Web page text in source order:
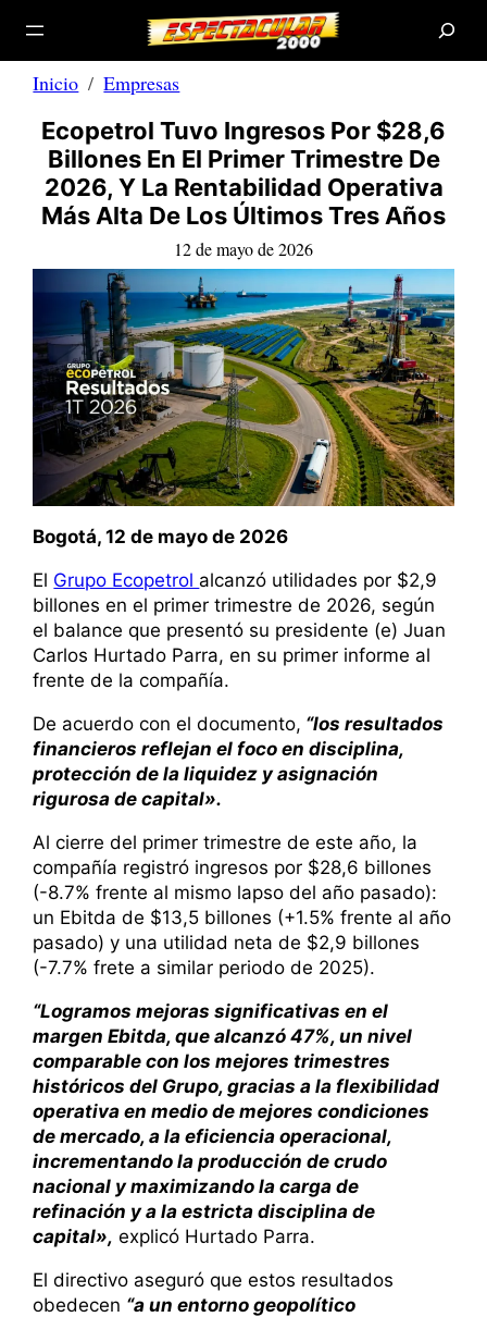
Saltar
contenido
a
Inicio Empresas
Ecopetrol Tuvo Ingresos Por $28,6
Billones En El Primer Trimestre De
2026, Y La Rentabilidad Operativa
Más Alta De Los Últimos Tres Años
12 de mayo de 2026
Bogotá, 12 de mayo de 2026
El Grupo Ecopetrol alcanzó utilidades por $2,9
billones en el primer tri​mestre de 2026, según
el balance que presentó su presidente (e) Juan
Carlos Hurtado Parra, en su primer informe al
frente de la compañía.
​De acuerdo con el documento, “los resultados
financieros reflejan el foco en disciplina,
protección de la liquidez y asignación
rigurosa de capital».
Al cierre del primer trimestre de este año, la
compañía registró ingresos por $28,6 billones
(-8.7% frente al mismo lapso del año pasado):
un Ebitda de $13,5 billones (+1.5% frente al año
pasado) y una utilidad neta de $2,9 billones
(-7.7% frete a similar periodo de 2025).
“Logramos mejoras significativas en el
margen Ebitda, que alcanzó 47%, un nivel
comparable con los mejores trimestres
históricos del Grupo, gracias a la flexibilidad
operativa en medio de mejores condiciones
de mercado, a la eficiencia operacional,
incrementando la producción de crudo
nacional y maximizando la carga de
refinación y a la estricta disciplina de
capital», explicó Hurtado Parra.
El directivo aseguró que estos resultados
obedecen “a un entorno geopolítico